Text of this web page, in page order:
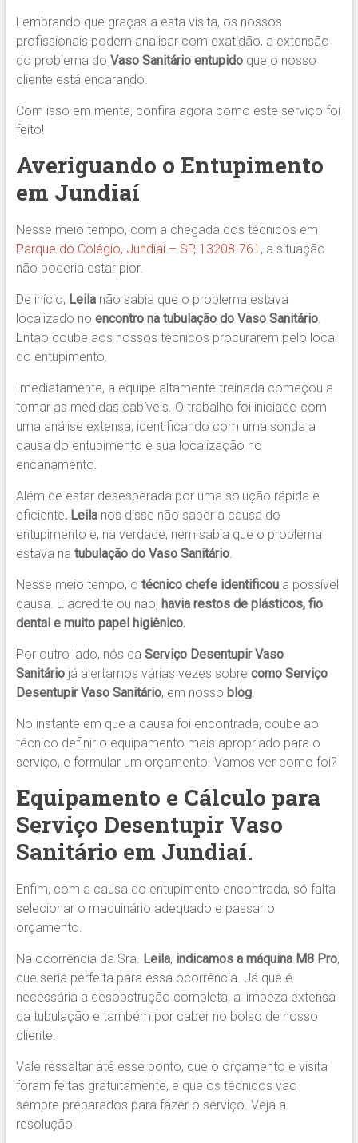
Lembrando que graças a esta visita, os nossos
profissionais podem analisar com exatidão, a extensão
do problema do Vaso Sanitário entupido que o nosso
cliente está encarando.
Com isso em mente, confira agora como este serviço foi
feito!
Averiguando o Entupimento
em Jundiaí
Nesse meio tempo, com a chegada dos técnicos em
Parque do Colégio, Jundiaí – SP, 13208-761 , a situação
não poderia estar pior.
De início, Leilanão sabia que o problema estava
localizado no encontro na tubulação do Vaso Sanitário.
Então coube aos nossos técnicos procurarem pelo local
do entupimento.
Imediatamente, a equipe altamente treinada começou a
tomar as medidas cabíveis. O trabalho foi iniciado com
uma análise extensa, identificando com uma sonda a
causa do entupimento e sua localização no
encanamento.
Além de estar desesperada por uma solução rápida e
eficiente. Leilanos disse não saber a causa do
entupimento e, na verdade, nem sabia que o problema
estava na tubulação do Vaso Sanitário.
Nesse meio tempo, o técnico chefe identificoua possível
causa. E acredite ou não, havia restos de plásticos, fio
dental e muito papel higiênico.
Por outro lado, nós da Serviço Desentupir Vaso
Sanitáriojá alertamos várias vezes sobre como Serviço
Desentupir Vaso Sanitário, em nosso blog.
No instante em que a causa foi encontrada, coube ao
técnico definir o equipamento mais apropriado para o
serviço, e formular um orçamento. Vamos ver como foi?
Equipamento e Cálculo para
Serviço Desentupir Vaso
Sanitário em Jundiaí.
Enfim, com a causa do entupimento encontrada, só falta
selecionar o maquinário adequado e passar o
orçamento.
Na ocorrência da Sra. Leila, indicamos a máquina M8 Pro,
que seria perfeita para essa ocorrência. Já que é
necessária a desobstrução completa, a limpeza extensa
da tubulação e também por caber no bolso de nosso
cliente.
Vale ressaltar até esse ponto, que o orçamento e visita
foram feitas gratuitamente, e que os técnicos vão
sempre preparados para fazer o serviço. Veja a
resolução!